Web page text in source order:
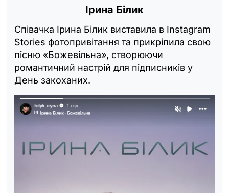
Ірина Білик
Співачка Ірина Білик виставила в Instagram
Stories фотопривітання та прикріпила свою
пісню «Божевільна», створюючи
романтичний настрій для підписників у
День закоханих.